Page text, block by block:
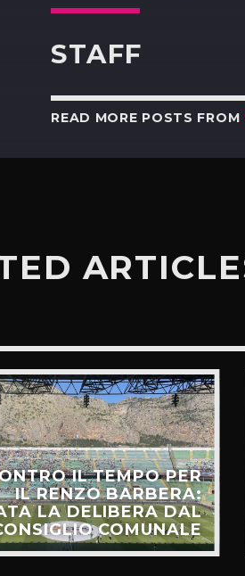
STAFF
READ MORE POSTS FROM
IL TEMPO PER
IL RENZO BARBERA:
LA DELIBERA DAL
COMUNALE